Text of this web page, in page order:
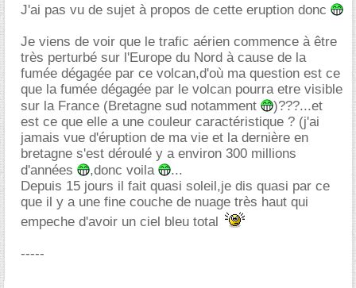
J'ai pas vu de sujet à propos de cette eruption donc
Je viens de voir que le trafic aérien commence à être
très perturbé sur l'Europe du Nord à cause de la
fumée dégagée par ce volcan,d'où ma question est ce
que la fumée dégagée par le volcan pourra etre visible
sur la France (Bretagne sud notamment
)???...et
est ce que elle a une couleur caractéristique ? (j'ai
jamais vue d'éruption de ma vie et la dernière en
bretagne s'est déroulé y a environ 300 millions
d'années
,donc voila
...
Depuis 15 jours il fait quasi soleil,je dis quasi par ce
que il y a une fine couche de nuage très haut qui
empeche d'avoir un ciel bleu total
-----